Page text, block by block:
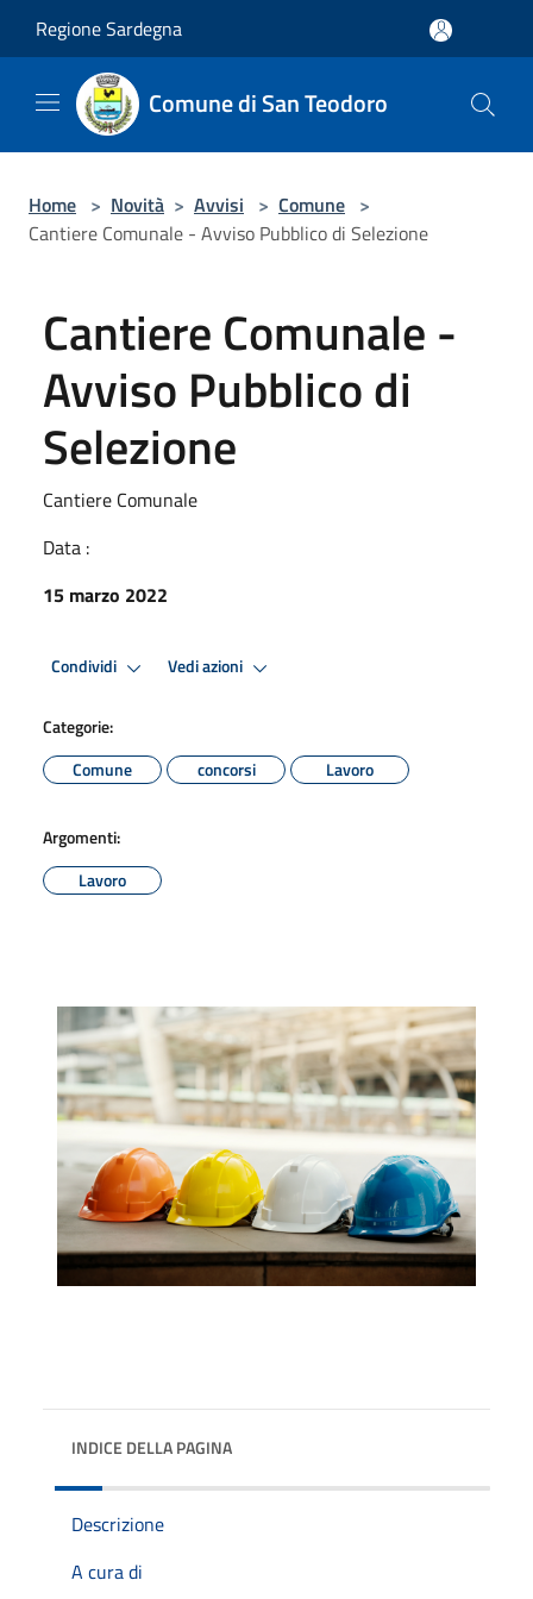
Regione Sardegna
Comune di San Teodoro
Home > Novità > Avvisi > Comune >
Cantiere Comunale - Avviso Pubblico di Selezione
Cantiere Comunale -
Avviso Pubblico di
Selezione
Cantiere Comunale
Data :
15 marzo 2022
Condividi Vedi azioni
Categorie:
Comune
concorsi Lavoro
Argomenti:
Lavoro
INDICE DELLA PAGINA
Descrizione
A cura di